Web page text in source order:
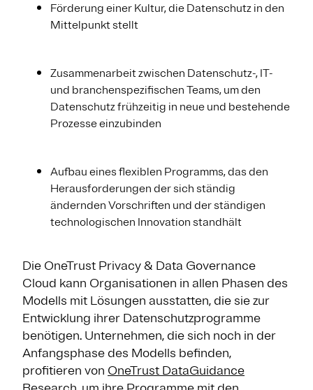
Förderung einer Kultur, die Datenschutz in den
Mittelpunkt stellt
Zusammenarbeit zwischen Datenschutz-, IT-
und branchenspezifischen Teams, um den
Datenschutz frühzeitig in neue und bestehende
Prozesse einzubinden
Aufbau eines flexiblen Programms, das den
Herausforderungen der sich ständig
ändernden Vorschriften und der ständigen
technologischen Innovation standhält
Die OneTrust Privacy & Data Governance
Cloud kann Organisationen in allen Phasen des
Modells mit Lösungen ausstatten, die sie zur
Entwicklung ihrer Datenschutzprogramme
benötigen. Unternehmen, die sich noch in der
Anfangsphase des Modells befinden,
profitieren von OneTrust DataGuidance